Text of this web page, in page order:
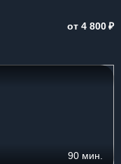
от 4 800₽
90 мин.